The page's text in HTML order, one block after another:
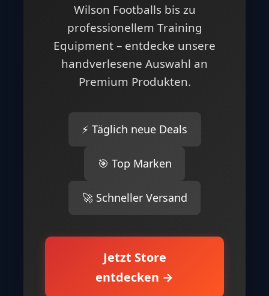
Wilson Footballs bis zu
professionellem Training
Equipment – entdecke unsere
handverlesene Auswahl an
Premium Produkten.
⚡ Täglich neue Deals
🎯 Top Marken
🚀 Schneller Versand
Jetzt Store
entdecken →